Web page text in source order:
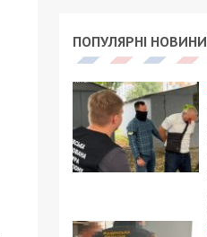
ПОПУЛЯРНІ НОВИНИ